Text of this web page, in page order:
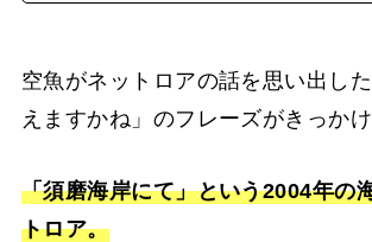
空魚がネットロアの話を思い出し
えますかね」のフレーズがきっかけ
「須磨海岸にて」という2004年の
トロア。